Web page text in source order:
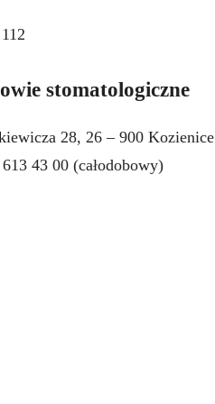
stomatologiczne
28, 26 – 900 Kozienice
43 00 (całodobowy)